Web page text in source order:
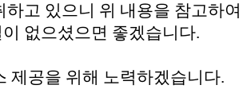
하고 있으니 위 내용을 참고하
없으셨으면 좋겠습니다.
제공을 위해 노력하겠습니다.